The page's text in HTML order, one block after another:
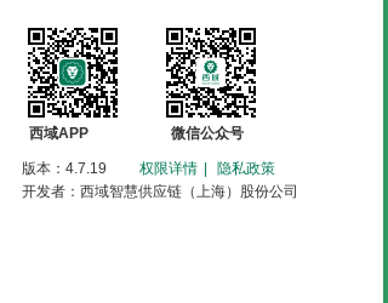
微信公众号
西域APP
版本：4.7.19 权限详情
隐私政策
开发者：西域智慧供应链（上海）股份公司